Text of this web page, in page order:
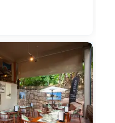
Pour ceux qui
frites.